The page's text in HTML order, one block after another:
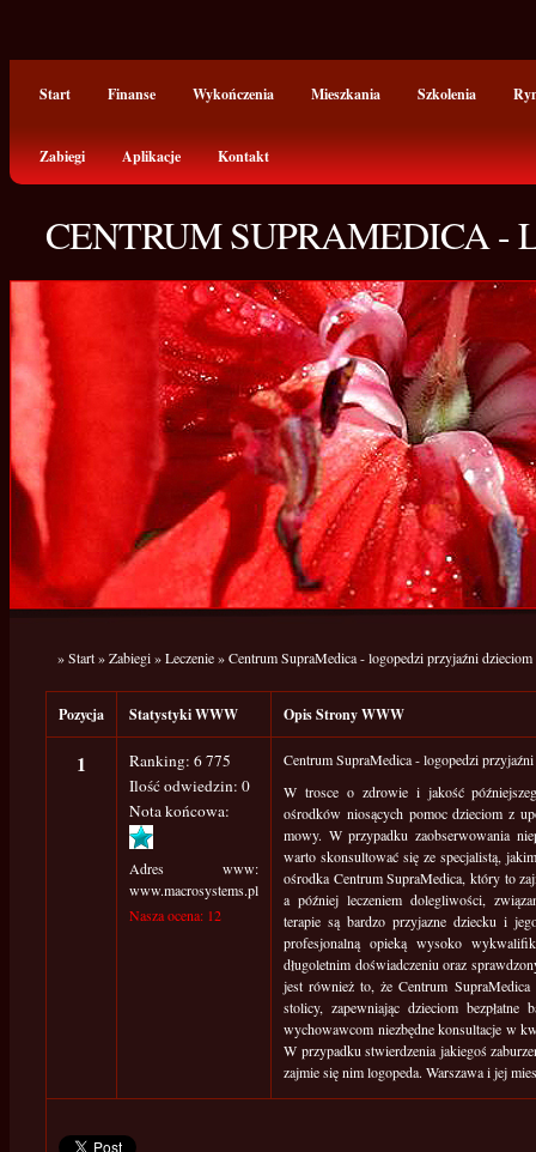
Start Finanse Wykończenia Mieszkania Szkolenia
Zabiegi Aplikacje Kontakt
CENTRUM SUPRAMEDICA -
»Start»Zabiegi»Leczenie»Centrum SupraMedica - logopedzi przyjaźni dzieciom
Pozycja Statystyki WWW Opis Strony WWW
1
Ranking: 6 775
Ilość odwiedzin: 0
Nota końcowa:
Adres www:
www.macrosystems.pl
Nasza ocena: 12
Centrum SupraMedica - logopedzi
W trosce o zdrowie i jakość
ośrodków niosących pomoc dzieciom z
mowy. W przypadku zaobserwowania
warto skonsultować się ze specjalistą,
ośrodka Centrum SupraMedica, który to
a później leczeniem dolegliwości,
terapie są bardzo przyjazne dziecku i
profesjonalną opieką wysoko
długoletnim doświadczeniu oraz
jest również to, że Centrum
stolicy, zapewniając dzieciom
wychowawcom niezbędne konsultacje w
W przypadku stwierdzenia jakiegoś
zajmie się nim logopeda. Warszawa i jej